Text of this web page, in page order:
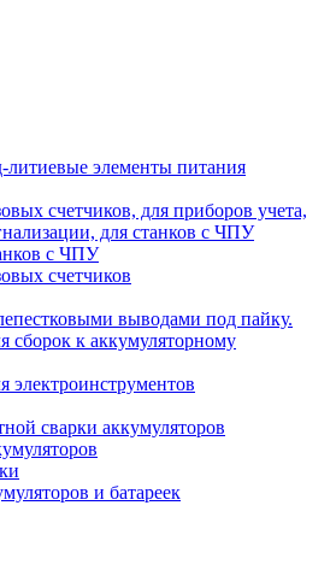
литиевые элементы питания
счетчиков, для приборов учета,
для станков с ЧПУ
с ЧПУ
счетчиков
выводами под пайку.
сборок к аккумуляторному
электроинструментов
сварки аккумуляторов
и батареек